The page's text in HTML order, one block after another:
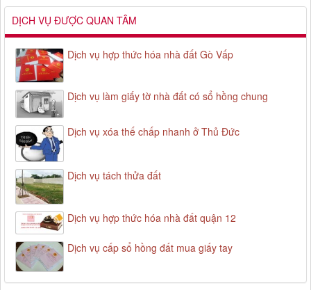
DỊCH VỤ ĐƯỢC QUAN TÂM
Dịch vụ hợp thức hóa nhà đất Gò Vấp
Dịch vụ làm giấy tờ nhà đất có sổ hồng chung
Dịch vụ xóa thế chấp nhanh ở Thủ Đức
Dịch vụ tách thửa đất
Dịch vụ hợp thức hóa nhà đất quận 12
Dịch vụ cấp sổ hồng đất mua giấy tay